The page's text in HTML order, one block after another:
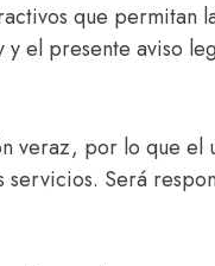
que
el presente aviso
veraz, por lo que el
Será